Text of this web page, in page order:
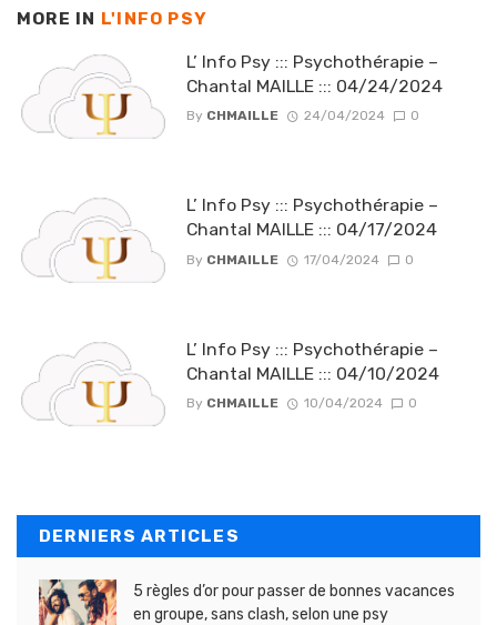
MORE IN L'INFO PSY
L’ Info Psy ::: Psychothérapie –
Chantal MAILLE ::: 04/24/2024
By CHMAILLE 24/04/2024 0
L’ Info Psy ::: Psychothérapie –
Chantal MAILLE ::: 04/17/2024
By CHMAILLE 17/04/2024 0
L’ Info Psy ::: Psychothérapie –
Chantal MAILLE ::: 04/10/2024
By CHMAILLE 10/04/2024 0
DERNIERS ARTICLES
5 règles d’or pour passer de bonnes vacances
en groupe, sans clash, selon une psy